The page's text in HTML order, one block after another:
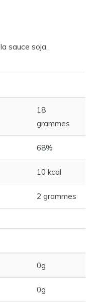
sauce soja.
18
grammes
68%
10 kcal
2 grammes
0g
0g